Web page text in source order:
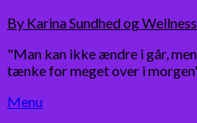
Skip
content
By Karina Sundhed og Wellness
"Man kan ikke ændre i går,
tænke for meget over i
Menu